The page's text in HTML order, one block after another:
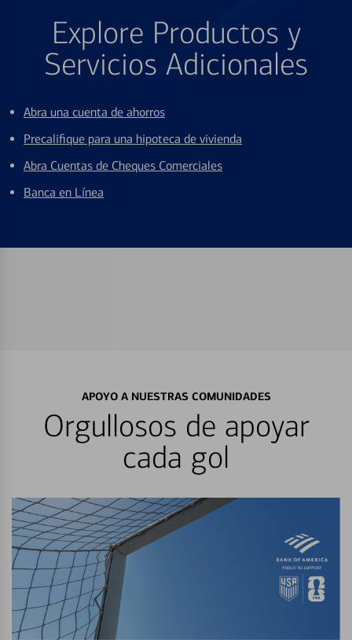
Explore Productos y
Servicios Adicionales
Abra una cuenta de ahorros
Precalifique para una hipoteca de vivienda
Abra Cuentas de Cheques Comerciales
Banca en Línea
APOYO A NUESTRAS COMUNIDADES
Orgullosos de apoyar
cada gol